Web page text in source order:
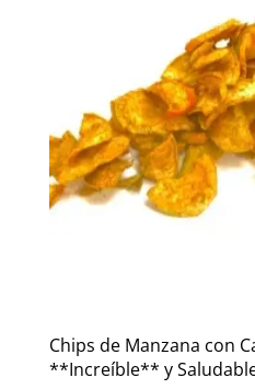
Chips de Manzana con
**Increíble** y